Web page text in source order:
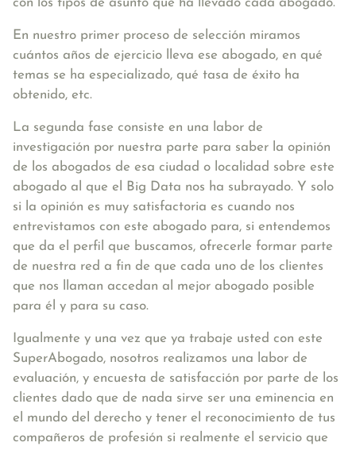
con los tipos de asunto que ha llevado cada abogado.
En nuestro primer proceso de selección miramos
cuántos años de ejercicio lleva ese abogado, en qué
temas se ha especializado, qué tasa de éxito ha
obtenido, etc.
La segunda fase consiste en una labor de
investigación por nuestra parte para saber la opinión
de los abogados de esa ciudad o localidad sobre este
abogado al que el Big Data nos ha subrayado. Y solo
si la opinión es muy satisfactoria es cuando nos
entrevistamos con este abogado para, si entendemos
que da el perfil que buscamos, ofrecerle formar parte
de nuestra red a fin de que cada uno de los clientes
que nos llaman accedan al mejor abogado posible
para él y para su caso.
Igualmente y una vez que ya trabaje usted con este
SuperAbogado, nosotros realizamos una labor de
evaluación, y encuesta de satisfacción por parte de los
clientes dado que de nada sirve ser una eminencia en
el mundo del derecho y tener el reconocimiento de tus
compañeros de profesión si realmente el servicio que